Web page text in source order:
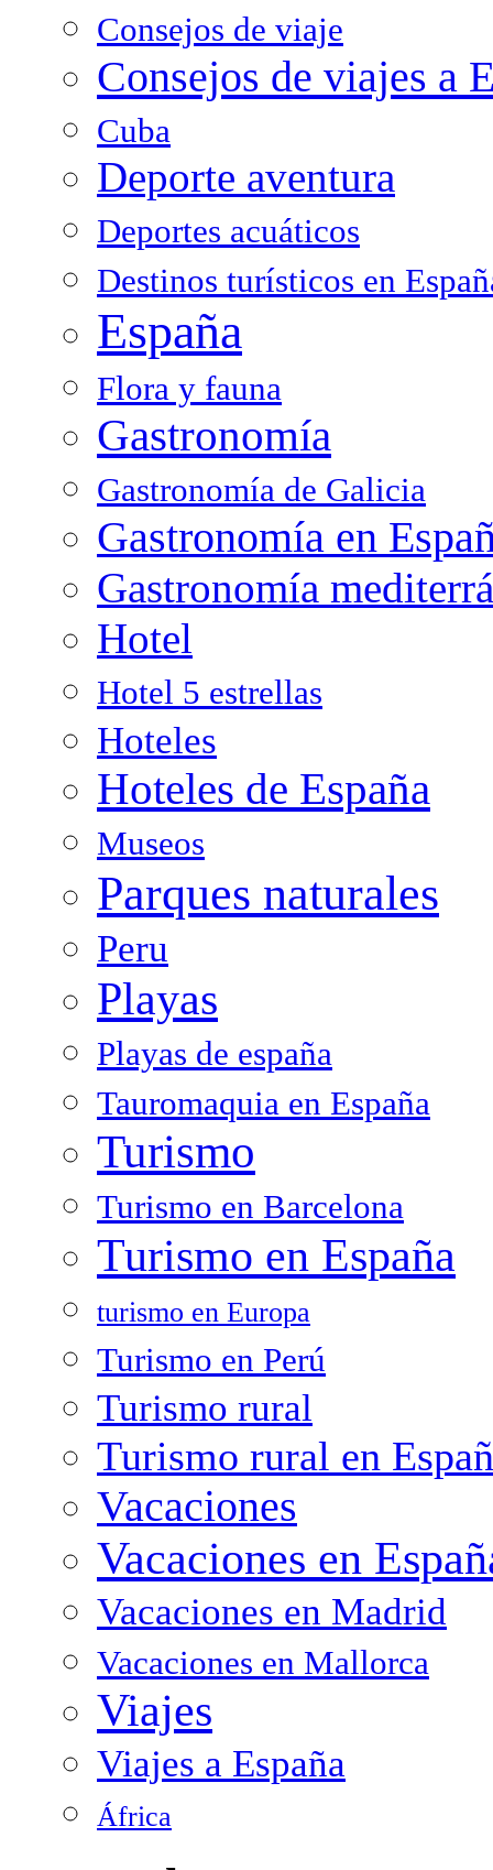
Consejos de viaje
Consejos de viajes a
Cuba
Deporte aventura
Deportes acuáticos
Destinos turísticos en
España
Flora y fauna
Gastronomía
Gastronomía de Galicia
Gastronomía en
Gastronomía
Hotel
Hotel 5 estrellas
Hoteles
Hoteles de España
Museos
Parques naturales
Peru
Playas
Playas de españa
Tauromaquia en España
Turismo
Turismo en Barcelona
Turismo en España
turismo en Europa
Turismo en Perú
Turismo rural
Turismo rural en
Vacaciones
Vacaciones en
Vacaciones en Madrid
Vacaciones en Mallorca
Viajes
Viajes a España
África